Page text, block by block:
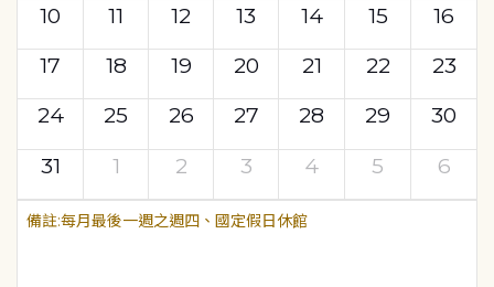
10
11 12 13 14 15
16
17
18 19 20 21 22
23
24
25 26 27 28 29
30
31
1 2 3 4 5 6
每月最後一週之週四、國定假日休館